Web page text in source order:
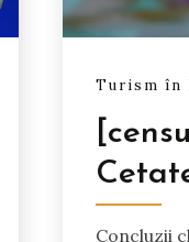
Turism în
Concluzii